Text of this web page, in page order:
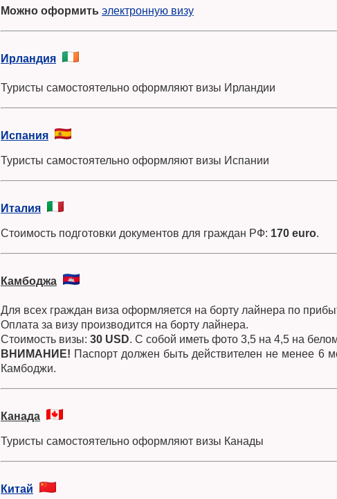
Можно оформить электронную визу
Ирландия
Туристы самостоятельно оформляют визы Ирландии
Испания
Туристы самостоятельно оформляют визы Испании
Италия
Стоимость подготовки документов для граждан РФ: 170 euro.
Камбоджа
Для всех граждан виза оформляется на борту лайнера по
Оплата за визу производится на борту лайнера.
Стоимость визы: 30 USD. С собой иметь фото 3,5 на 4,5 на
ВНИМАНИЕ! Паспорт должен быть действителен не менее 6
Камбоджи.
Канада
Туристы самостоятельно оформляют визы Канады
Китай